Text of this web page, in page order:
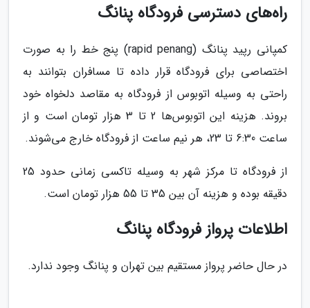
راه‌های دسترسی فرودگاه پنانگ
کمپانی رپید پنانگ (rapid penang) پنج خط را به صورت
اختصاصی برای فرودگاه قرار داده تا مسافران بتوانند به
راحتی به وسیله اتوبوس از فرودگاه به مقاصد دلخواه خود
بروند. هزینه این اتوبوس‌ها 2 تا 3 هزار تومان است و از
ساعت 6:30 تا 23، هر نیم ساعت از فرودگاه خارج می‌شوند.
از فرودگاه تا مرکز شهر به وسیله تاکسی زمانی حدود 25
دقیقه بوده و هزینه آن بین 35 تا 55 هزار تومان است.
اطلاعات پرواز فرودگاه پنانگ
در حال حاضر پرواز مستقیم بین تهران و پنانگ وجود ندارد.